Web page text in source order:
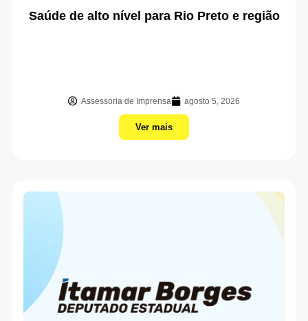
Saúde de alto nível para Rio Preto e região
Assessoria de Imprensa agosto 5, 2026
Ver mais